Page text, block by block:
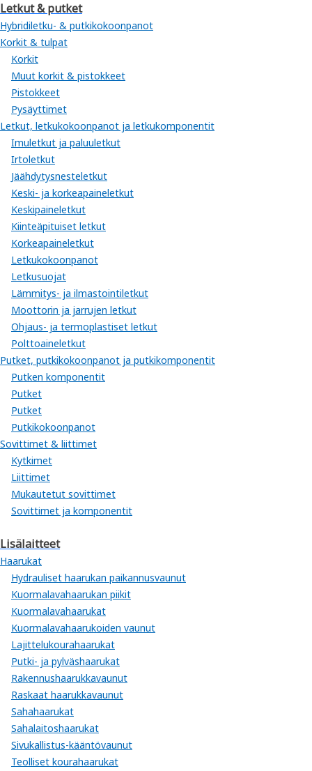
Letkut & putket
Hybridiletku- & putkikokoonpanot
Korkit & tulpat
Korkit
Muut korkit & pistokkeet
Pistokkeet
Pysäyttimet
Letkut, letkukokoonpanot ja letkukomponentit
Imuletkut ja paluuletkut
Irtoletkut
Jäähdytysnesteletkut
Keski- ja korkeapaineletkut
Keskipaineletkut
Kiinteäpituiset letkut
Korkeapaineletkut
Letkukokoonpanot
Letkusuojat
Lämmitys- ja ilmastointiletkut
Moottorin ja jarrujen letkut
Ohjaus- ja termoplastiset letkut
Polttoaineletkut
Putket, putkikokoonpanot ja putkikomponentit
Putken komponentit
Putket
Putket
Putkikokoonpanot
Sovittimet & liittimet
Kytkimet
Liittimet
Mukautetut sovittimet
Sovittimet ja komponentit
Lisälaitteet
Haarukat
Hydrauliset haarukan paikannusvaunut
Kuormalavahaarukan piikit
Kuormalavahaarukat
Kuormalavahaarukoiden vaunut
Lajittelukourahaarukat
Putki- ja pylväshaarukat
Rakennushaarukkavaunut
Raskaat haarukkavaunut
Sahahaarukat
Sahalaitoshaarukat
Sivukallistus-kääntövaunut
Teolliset kourahaarukat